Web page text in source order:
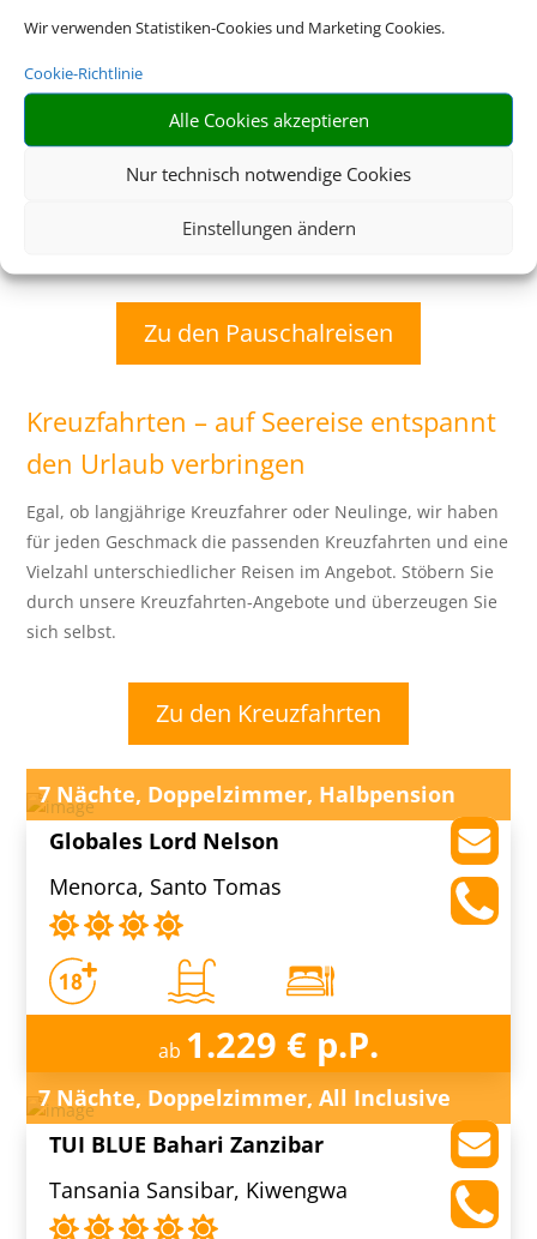
Wir verwenden Statistiken-Cookies und Marketing Cookies.
Cookie-Richtlinie
Alle Cookies akzeptieren
Nur technisch notwendige Cookies
Einstellungen ändern
jetzt eine Pauschalreise.
Flugtickets und Hotelzimmer sind bei unseren
Pauschalreise-Angeboten bereits inbegriffen. Statt also
verschiedene Einzelbausteine suchen und buchen zu
müssen, können Sie Ihren Urlaub ganz entspannt im
Paket buchen. Auch Zusatzleistungen, wie der Transfer
vom Flughafen sind häufig enthalten. Damit wird die
Zu den Pauschalreisen
Kreuzfahrten – auf Seereise entspannt
den Urlaub verbringen
Egal, ob langjährige Kreuzfahrer oder Neulinge, wir haben
für jeden Geschmack die passenden Kreuzfahrten und eine
Vielzahl unterschiedlicher Reisen im Angebot. Stöbern Sie
durch unsere Kreuzfahrten-Angebote und überzeugen Sie
sich selbst.
Zu den Kreuzfahrten
7 Nächte, Doppelzimmer, Halbpension
Globales Lord Nelson
Menorca, Santo Tomas
ab 1.229 € p.P.
7 Nächte, Doppelzimmer, All Inclusive
TUI BLUE Bahari Zanzibar
Tansania Sansibar, Kiwengwa